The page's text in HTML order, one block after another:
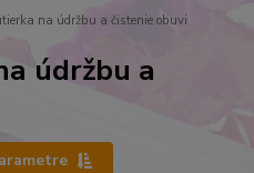
na údržbu a čistenie obuvi
údržbu a